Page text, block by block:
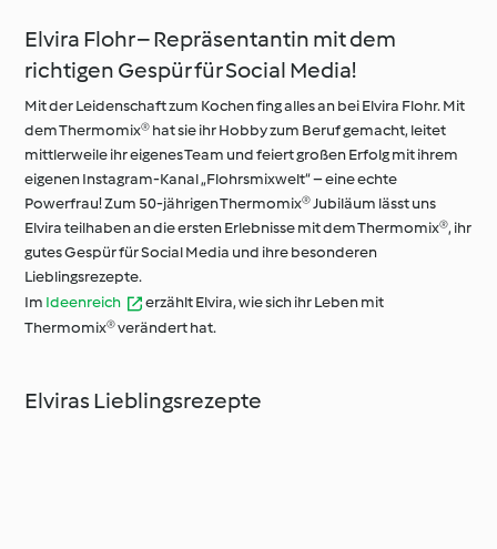
Elvira Flohr – Repräsentantin mit dem
richtigen Gespür für Social Media!
Mit der Leidenschaft zum Kochen fing alles an bei Elvira Flohr. Mit
dem Thermomix® hat sie ihr Hobby zum Beruf gemacht, leitet
mittlerweile ihr eigenes Team und feiert großen Erfolg mit ihrem
eigenen Instagram-Kanal „Flohrsmixwelt“ – eine echte
Powerfrau! Zum 50-jährigen Thermomix® Jubiläum lässt uns
Elvira teilhaben an die ersten Erlebnisse mit dem Thermomix®, ihr
gutes Gespür für Social Media und ihre besonderen
Lieblingsrezepte.
Im Ideenreich
erzählt Elvira, wie sich ihr Leben mit
Thermomix® verändert hat.
Elviras Lieblingsrezepte